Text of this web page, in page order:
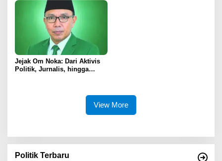
Depan
Jejak Om Noka: Dari Aktivis
Politik, Jurnalis, hingga
View More
Politik Terbaru